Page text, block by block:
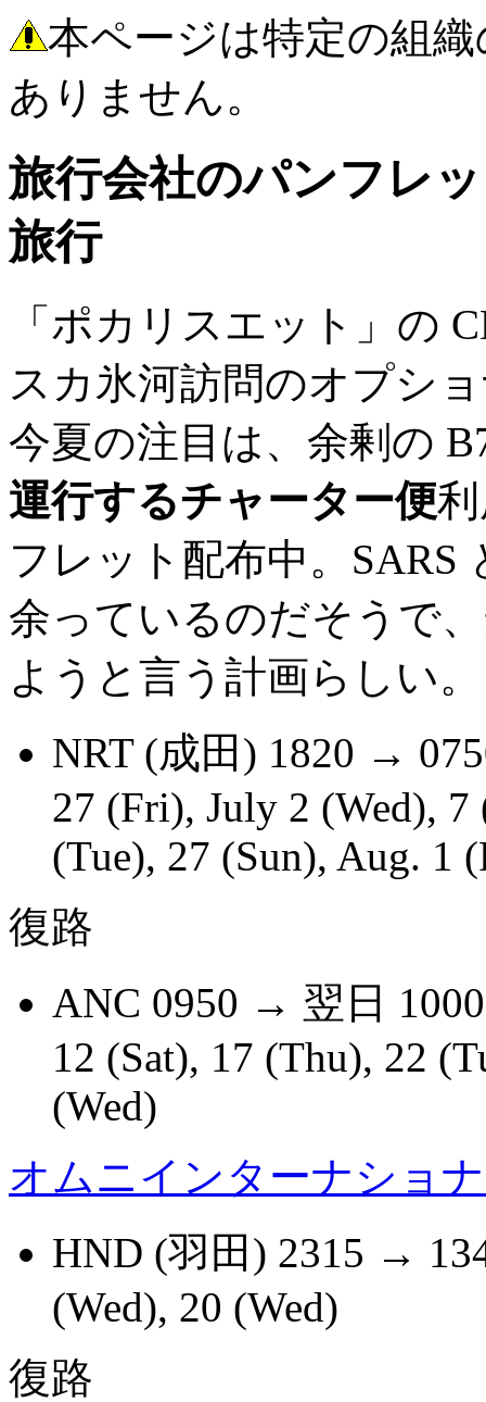
本ページは特定の組
ありません。
旅行会社のパンフレ
旅行
「ポカリスエット」の
スカ氷河訪問のオプシ
今夏の注目は、余剰の
運行するチャーター便
フレット配布中。SARS
余っているのだそうで
ようと言う計画らしい。
NRT (成田) 1820 →
27 (Fri), July 2 (Wed),
(Tue), 27 (Sun), Aug. 1
復路
ANC 0950 → 翌日
12 (Sat), 17 (Thu), 22
(Wed)
オムニインターナショ
HND (羽田) 2315 →
(Wed), 20 (Wed)
復路